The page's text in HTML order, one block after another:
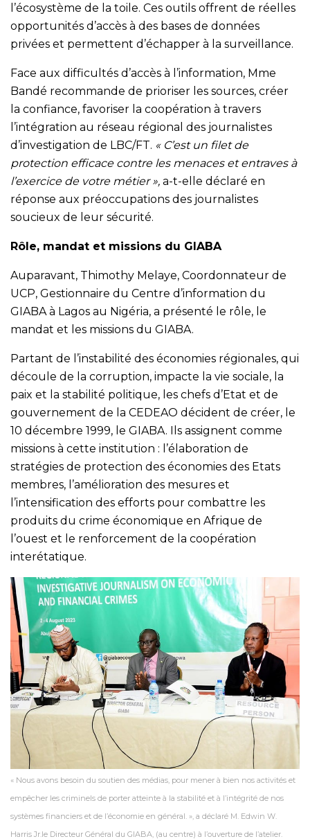
l’écosystème de la toile. Ces outils offrent de réelles
opportunités d’accès à des bases de données
privées et permettent d’échapper à la surveillance.
Face aux difficultés d’accès à l’information, Mme
Bandé recommande de prioriser les sources, créer
la confiance, favoriser la coopération à travers
l’intégration au réseau régional des journalistes
d’investigation de LBC/FT. « C’est un filet de
protection efficace contre les menaces et entraves à
l’exercice de votre métier », a-t-elle déclaré en
réponse aux préoccupations des journalistes
soucieux de leur sécurité.
Rôle, mandat et missions du GIABA
Auparavant, Thimothy Melaye, Coordonnateur de
UCP, Gestionnaire du Centre d’information du
GIABA à Lagos au Nigéria, a présenté le rôle, le
mandat et les missions du GIABA.
Partant de l’instabilité des économies régionales, qui
découle de la corruption, impacte la vie sociale, la
paix et la stabilité politique, les chefs d’Etat et de
gouvernement de la CEDEAO décident de créer, le
10 décembre 1999, le GIABA. Ils assignent comme
missions à cette institution : l’élaboration de
stratégies de protection des économies des Etats
membres, l’amélioration des mesures et
l’intensification des efforts pour combattre les
produits du crime économique en Afrique de
l’ouest et le renforcement de la coopération
interétatique.
« Nous avons besoin du soutien des médias, pour mener à bien nos activités et
empêcher les criminels de porter atteinte à la stabilité et à l’intégrité de nos
systèmes financiers et de l’économie en général. », a déclaré M. Edwin W.
Harris Jr.le Directeur Général du GIABA, (au centre) à l’ouverture de l’atelier.